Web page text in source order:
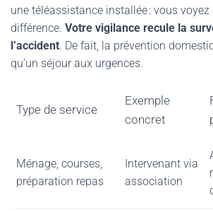
une téléassistance installée : vous
différence. Votre vigilance recule la
l’accident. De fait, la prévention
qu’un séjour aux urgences.
Type de service
Exemple
concret
Ménage, courses,
préparation repas
Intervenant via
association